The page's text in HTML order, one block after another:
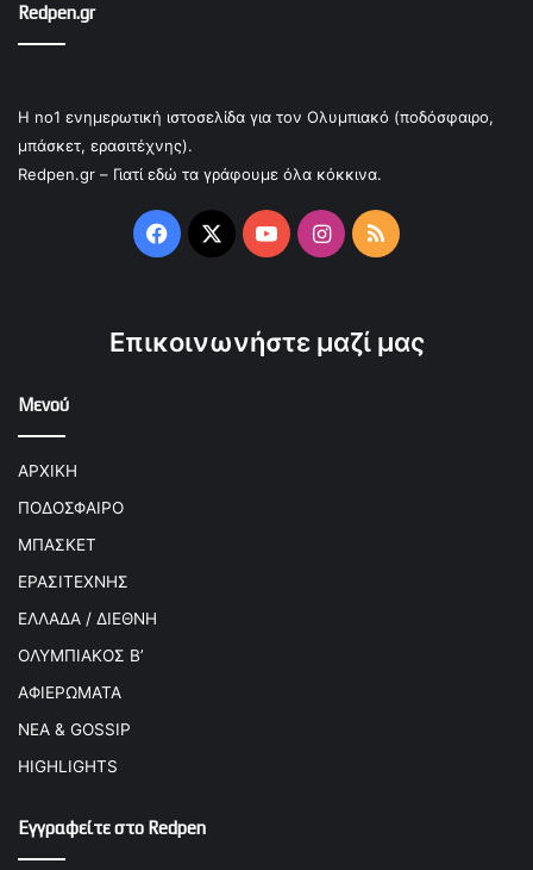
Redpen.gr
Η no1 ενημερωτική ιστοσελίδα για τον Ολυμπιακό (ποδόσφαιρο,
μπάσκετ, ερασιτέχνης).
Redpen.gr – Γιατί εδώ τα γράφουμε όλα κόκκινα.
Facebook
X YouTubeInstagram
RSS
Επικοινωνήστε μαζί μας
Μενού
ΑΡΧΙΚΗ
ΠΟΔΟΣΦΑΙΡΟ
ΜΠΑΣΚΕΤ
ΕΡΑΣΙΤΕΧΝΗΣ
ΕΛΛΑΔΑ / ΔΙΕΘΝΗ
ΟΛΥΜΠΙΑΚΟΣ Β’
ΑΦΙΕΡΩΜΑΤΑ
ΝΕΑ & GOSSIP
HIGHLIGHTS
Εγγραφείτε στο Redpen